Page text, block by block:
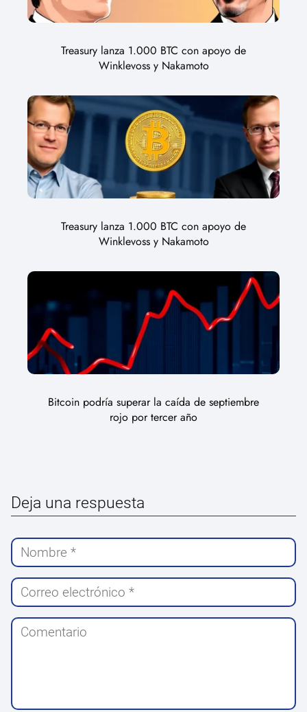
Treasury lanza 1.000 BTC con apoyo de
Winklevoss y Nakamoto
Treasury lanza 1.000 BTC con apoyo de
Winklevoss y Nakamoto
Bitcoin podría superar la caída de septiembre
rojo por tercer año
Deja una respuesta